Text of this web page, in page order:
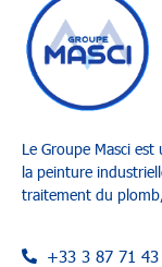
Le Groupe Masci est
la peinture
traitement du plomb
+33 3 87 71 43